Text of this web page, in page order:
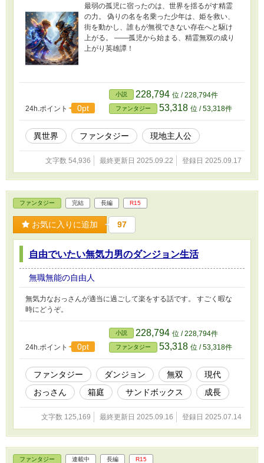
最弱の孤児に宿ったのは、世界を揺るがす精霊
の力。 偽りの名を名乗った少年は、姫を救い、
街を動かし、誰もが無視できない存在へと駆け
上がる。 ――孤児から始まる、精霊無双の成り
上がり英雄譚！
24h.ポイント 0pt
小説 228,794 位 / 228,794件
ファンタジー 53,318 位 / 53,318件
異世界 ファンタジー 現地主人公
文字数 54,936 最終更新日 2025.09.22 登録日 2025.09.17
ファンタジー 完結 長編 R15
お気に入りに追加 97
自由でいたい無気力男のダンジョン生活
無職無能の自由人
無気力なおっさんが適当に過ごして楽をする話です。 すごく暇な
時にどうぞ。
24h.ポイント 0pt
小説 228,794 位 / 228,794件
ファンタジー 53,318 位 / 53,318件
ファンタジー ダンジョン 無双
現代
おっさん
箱庭 サンドボックス 成長
文字数 125,169 最終更新日 2025.09.16 登録日 2025.07.14
ファンタジー 連載中 長編 R15